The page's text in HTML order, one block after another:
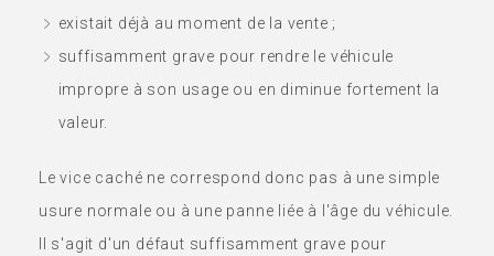
existait déjà au moment de la vente ;
suffisamment grave pour rendre le véhicule
impropre à son usage ou en diminue fortement la
valeur.
Le vice caché ne correspond donc pas à une simple
usure normale ou à une panne liée à l'âge du véhicule.
Il s'agit d'un défaut suffisamment grave pour